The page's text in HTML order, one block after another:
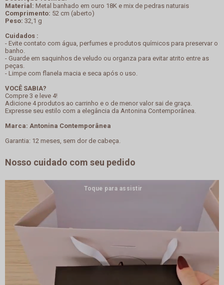
Material: Metal banhado em ouro 18K e mix de pedras naturais
Comprimento: 52 cm (aberto)
Peso: 32,1 g
Cuidados :
- Evite contato com água, perfumes e produtos químicos para preservar o
banho.
- Guarde em saquinhos de veludo ou organza para evitar atrito entre as
peças.
- Limpe com flanela macia e seca após o uso.
VOCÊ SABIA?
Compre 3 e leve 4!
Adicione 4 produtos ao carrinho e o de menor valor sai de graça.
Expresse seu estilo com a elegância da Antonina Contemporânea.
Marca: Antonina Contemporânea
Garantia: 12 meses, sem dor de cabeça.
Nosso cuidado com seu pedido